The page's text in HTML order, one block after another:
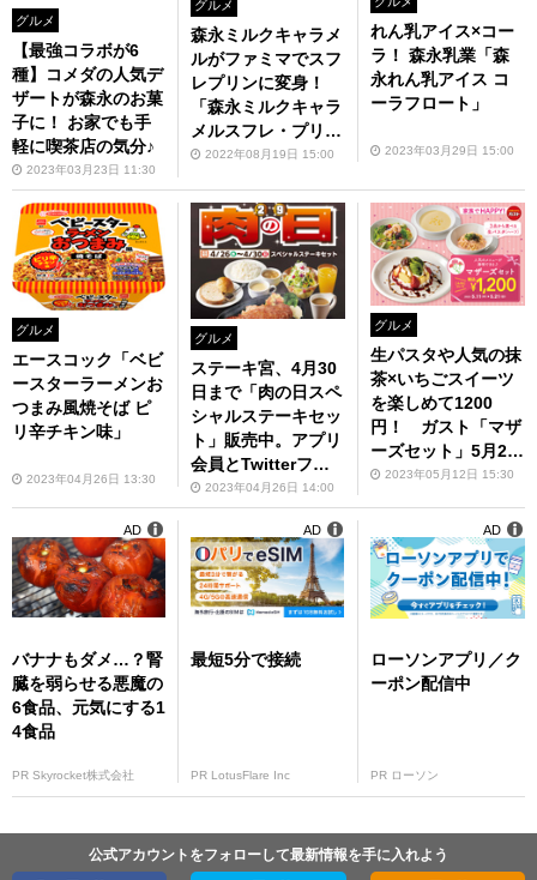
グルメ
【最強コラボが6
種】コメダの人気デ
ザートが森永のお菓
子に！ お家でも手
軽に喫茶店の気分♪
2023年03月23日 11:30
グルメ
森永ミルクキャラメ
ルがファミマでスフ
レプリンに変身！
「森永ミルクキャラ
メルスフレ・プリ
ン」2022年08月19日 15:00
れん乳アイス×コー
ラ！ 森永乳業「森
永れん乳アイス コ
ーラフロート」
2023年03月29日 15:00
グルメ
エースコック「ベビ
ースターラーメンお
つまみ風焼そば ピ
リ辛チキン味」
2023年04月26日 13:30
グルメ
ステーキ宮、4月30
日まで「肉の日スペ
シャルステーキセッ
ト」販売中。アプリ
会員とTwitterフォ
ロワー限定
2023年04月26日 14:00
グルメ
生パスタや人気の抹
茶×いちごスイーツ
を楽しめて1200
円！ ガスト「マザ
ーズセット」5月21
日まで
2023年05月12日 15:30
バナナもダメ…？腎
臓を弱らせる悪魔の
6食品、元気にする1
4食品
PR Skyrocket株式会社
AD
最短5分で接続
PR LotusFlare Inc
AD
ローソンアプリ／ク
ーポン配信中
PR ローソン
AD
公式アカウントをフォローして最新情報を手に入れよう